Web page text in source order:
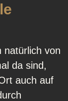
natürlich von
da sind,
auch auf